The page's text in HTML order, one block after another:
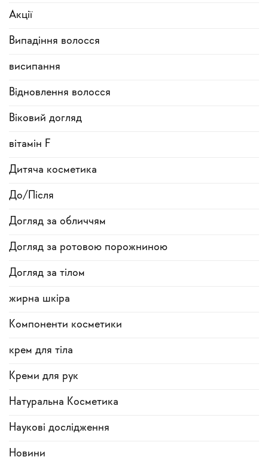
Акції
Випадіння волосся
висипання
Відновлення волосся
Віковий догляд
вітамін F
Дитяча косметика
До/Після
Догляд за обличчям
Догляд за ротовою порожниною
Догляд за тілом
жирна шкіра
Компоненти косметики
крем для тіла
Креми для рук
Натуральна Косметика
Наукові дослідження
Новини